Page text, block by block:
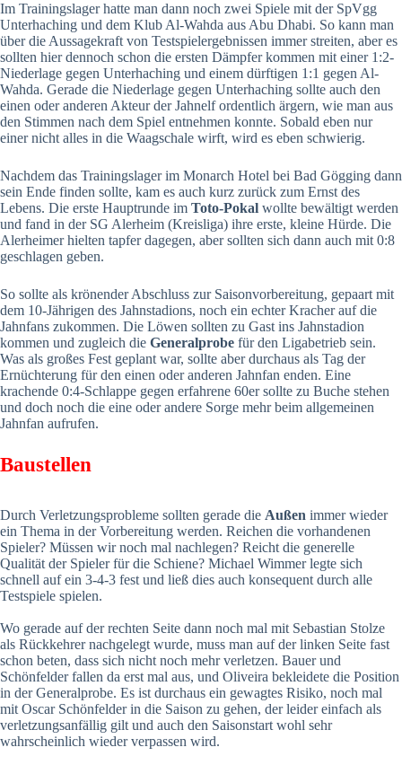
Im Trainingslager hatte man dann noch zwei Spiele mit der SpVgg
Unterhaching und dem Klub Al-Wahda aus Abu Dhabi. So kann man
über die Aussagekraft von Testspielergebnissen immer streiten, aber es
sollten hier dennoch schon die ersten Dämpfer kommen mit einer 1:2-
Niederlage gegen Unterhaching und einem dürftigen 1:1 gegen Al-
Wahda. Gerade die Niederlage gegen Unterhaching sollte auch den
einen oder anderen Akteur der Jahnelf ordentlich ärgern, wie man aus
den Stimmen nach dem Spiel entnehmen konnte. Sobald eben nur
einer nicht alles in die Waagschale wirft, wird es eben schwierig.
Nachdem das Trainingslager im Monarch Hotel bei Bad Gögging dann
sein Ende finden sollte, kam es auch kurz zurück zum Ernst des
Lebens. Die erste Hauptrunde im Toto-Pokal wollte bewältigt werden
und fand in der SG Alerheim (Kreisliga) ihre erste, kleine Hürde. Die
Alerheimer hielten tapfer dagegen, aber sollten sich dann auch mit 0:8
geschlagen geben.
So sollte als krönender Abschluss zur Saisonvorbereitung, gepaart mit
dem 10-Jährigen des Jahnstadions, noch ein echter Kracher auf die
Jahnfans zukommen. Die Löwen sollten zu Gast ins Jahnstadion
kommen und zugleich die Generalprobe für den Ligabetrieb sein.
Was als großes Fest geplant war, sollte aber durchaus als Tag der
Ernüchterung für den einen oder anderen Jahnfan enden. Eine
krachende 0:4-Schlappe gegen erfahrene 60er sollte zu Buche stehen
und doch noch die eine oder andere Sorge mehr beim allgemeinen
Jahnfan aufrufen.
Baustellen
Durch Verletzungsprobleme sollten gerade die Außen immer wieder
ein Thema in der Vorbereitung werden. Reichen die vorhandenen
Spieler? Müssen wir noch mal nachlegen? Reicht die generelle
Qualität der Spieler für die Schiene? Michael Wimmer legte sich
schnell auf ein 3-4-3 fest und ließ dies auch konsequent durch alle
Testspiele spielen.
Wo gerade auf der rechten Seite dann noch mal mit Sebastian Stolze
als Rückkehrer nachgelegt wurde, muss man auf der linken Seite fast
schon beten, dass sich nicht noch mehr verletzen. Bauer und
Schönfelder fallen da erst mal aus, und Oliveira bekleidete die Position
in der Generalprobe. Es ist durchaus ein gewagtes Risiko, noch mal
mit Oscar Schönfelder in die Saison zu gehen, der leider einfach als
verletzungsanfällig gilt und auch den Saisonstart wohl sehr
wahrscheinlich wieder verpassen wird.